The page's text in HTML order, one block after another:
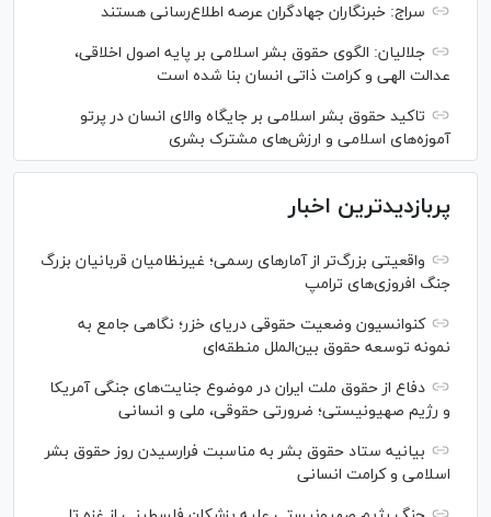
سراج: خبرنگاران جهادگران عرصه اطلاع‌رسانی هستند
جلالیان: الگوی حقوق بشر اسلامی بر پایه اصول اخلاقی،
عدالت الهی و کرامت ذاتی انسان بنا شده است
تاکید حقوق بشر اسلامی بر جایگاه والای انسان در پرتو
آموزه‌های اسلامی و ارزش‌های مشترک بشری
پربازدیدترین اخبار
واقعیتی بزرگ‌تر از آمار‌های رسمی؛ غیرنظامیان قربانیان بزرگ
جنگ افروزی‌های ترامپ
کنوانسیون وضعیت حقوقی دریای خزر؛ نگاهی جامع به
نمونه توسعه حقوق بین‌الملل منطقه‌ای
دفاع از حقوق ملت ایران در موضوع جنایت‌های جنگی آمریکا
و رژیم صهیونیستی؛ ضرورتی حقوقی، ملی و انسانی
بیانیه ستاد حقوق بشر به مناسبت فرارسیدن روز حقوق بشر
اسلامی و کرامت انسانی